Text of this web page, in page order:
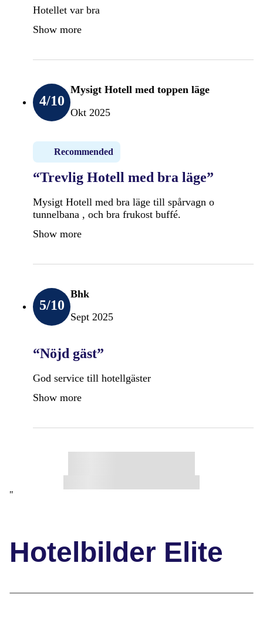
Hotellet var bra
Show more
4/10
Mysigt Hotell med toppen läge
Okt 2025
Recommended
“Trevlig Hotell med bra läge”
Mysigt Hotell med bra läge till spårvagn o
tunnelbana , och bra frukost buffé.
Show more
5/10
Bhk
Sept 2025
“Nöjd gäst”
God service till hotellgäster
Show more
"
Hotelbilder Elite